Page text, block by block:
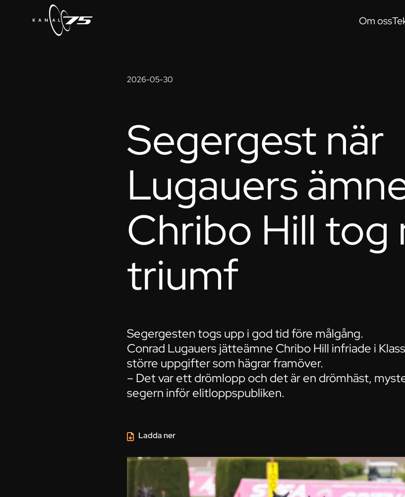
Om oss
2026-05-30
Segergest när
Lugauers
Chribo Hill tog
triumf
Segergesten togs upp i god tid före målgång.
Conrad Lugauers jätteämne Chribo Hill infriade i
större uppgifter som hägrar framöver.
– Det var ett drömlopp och det är en drömhäst,
segern inför elitloppspubliken.
Ladda ner